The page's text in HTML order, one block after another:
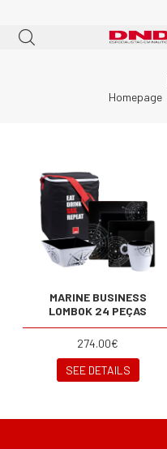
Homepage
MARINE BUSINESS
LOMBOK 24 PEÇAS
274.00€
SEE DETAILS